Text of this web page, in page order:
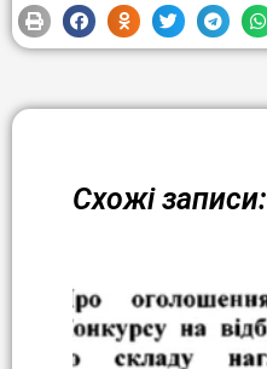
Схожі записи: